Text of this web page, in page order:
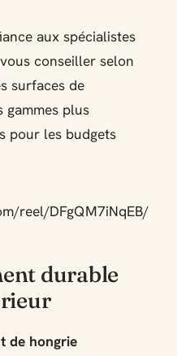
aux spécialistes
conseiller selon
surfaces de
gammes plus
pour les budgets
reel/DFgQM7iNqEB/
durable
de hongrie